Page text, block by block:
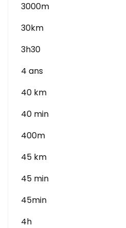
3000m
30km
3h30
4 ans
40 km
40 min
400m
45 km
45 min
45min
4h